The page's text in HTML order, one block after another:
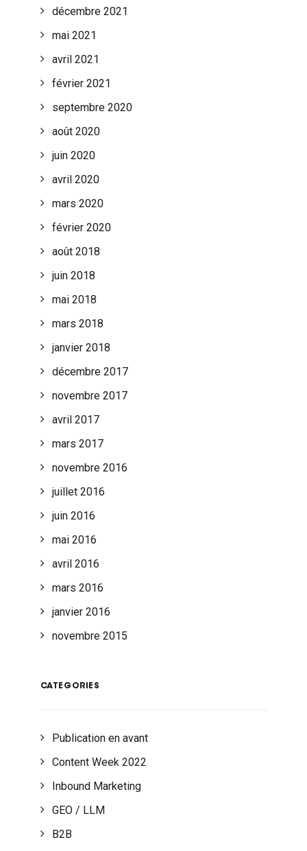
décembre 2021
mai 2021
avril 2021
février 2021
septembre 2020
août 2020
juin 2020
avril 2020
mars 2020
février 2020
août 2018
juin 2018
mai 2018
mars 2018
janvier 2018
décembre 2017
novembre 2017
avril 2017
mars 2017
novembre 2016
juillet 2016
juin 2016
mai 2016
avril 2016
mars 2016
janvier 2016
novembre 2015
CATEGORIES
Publication en avant
Content Week 2022
Inbound Marketing
GEO / LLM
B2B